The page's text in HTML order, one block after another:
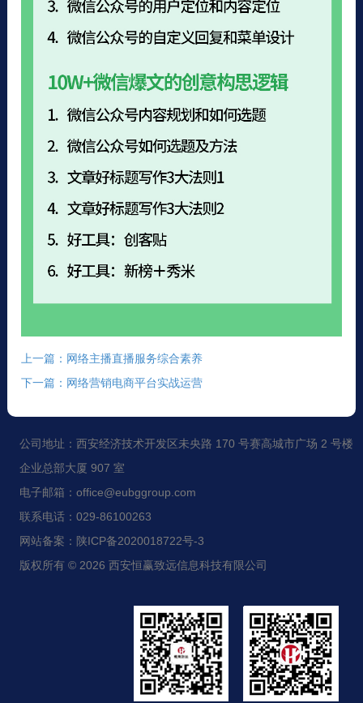
上一篇：网络主播直播服务综合素养
下一篇：网络营销电商平台实战运营
公司地址：西安经济技术开发区未央路 170 号赛高城市广场 2 号楼
企业总部大厦 907 室
电子邮箱：office@eubggroup.com
联系电话：029-86100263
网站备案：陕ICP备2020018722号-3
版权所有 © 2026 西安恒赢致远信息科技有限公司